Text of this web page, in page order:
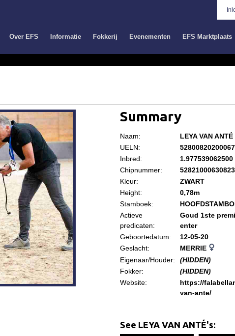
Over EFS Informatie Fokkerij Evenementen EFS Marktplaats
Summary
Naam:
LEYA VAN ANTÉ
UELN:
Inbred:
1.977539062500
Chipnummer:
Kleur:
ZWART
Height:
0,78m
Stamboek:
Actieve
predicaten:
Goud 1ste
enter
Geboortedatum:
12-05-20
Geslacht:
MERRIE
Eigenaar/Houder:
(HIDDEN)
Fokker:
(HIDDEN)
Website:
https://
van-ante/
See LEYA VAN ANTÉ's: